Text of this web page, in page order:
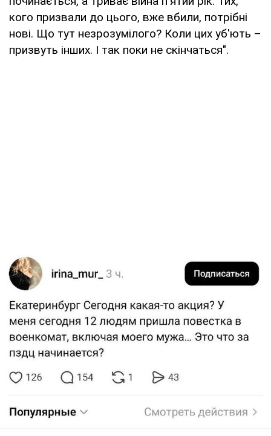
кого призвали до цього, вже вбили, потрібні
нові. Що тут незрозумілого? Коли цих уб'ють –
призвуть інших. І так поки не скінчаться".